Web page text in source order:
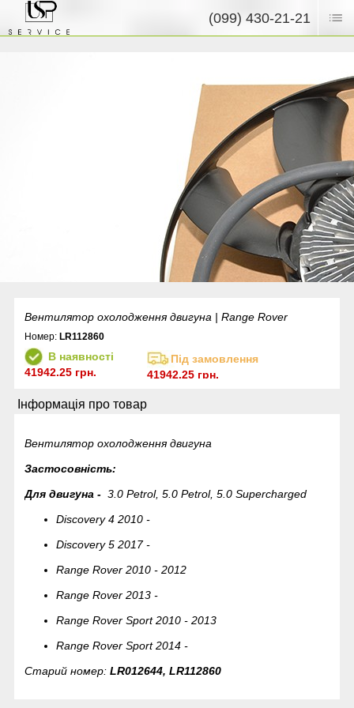
(099) 430-21-21
Вентилятор охолодження двигуна | Range Rover
Номер:LR112860
В наявності
41942.25 грн.
Під замовлення
41942.25 грн.
Інформація про товар
Вентилятор охолодження двигуна
Застосовність:
Для двигуна -3.0 Petrol, 5.0 Petrol, 5.0 Supercharged
Discovery 4 2010 -
Discovery 5 2017 -
Range Rover 2010 - 2012
Range Rover 2013 -
Range Rover Sport 2010 - 2013
Range Rover Sport 2014 -
Старий номер:LR012644, LR112860